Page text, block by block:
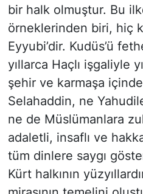
bir halk olmuştur. Bu
örneklerinden biri, hiç
Eyyubi’dir. Kudüs’ü
yıllarca Haçlı işgaliyle
şehir ve karmaşa
Selahaddin, ne
ne de Müslümanlara
adaletli, insaflı ve
tüm dinlere saygı
Kürt halkının